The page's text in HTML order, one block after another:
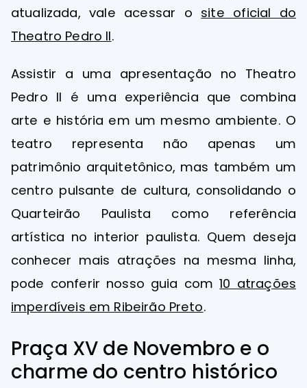
atualizada, vale acessar o site oficial do
Theatro Pedro II.
Assistir a uma apresentação no Theatro
Pedro II é uma experiência que combina
arte e história em um mesmo ambiente. O
teatro representa não apenas um
patrimônio arquitetônico, mas também um
centro pulsante de cultura, consolidando o
Quarteirão Paulista como referência
artística no interior paulista. Quem deseja
conhecer mais atrações na mesma linha,
pode conferir nosso guia com10 atrações
imperdíveis em Ribeirão Preto.
Praça XV de Novembro e o
charme do centro histórico